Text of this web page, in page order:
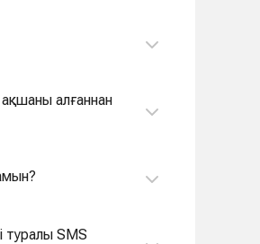
алғаннан
туралы SMS